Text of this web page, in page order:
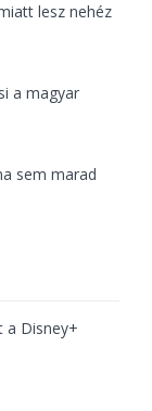
lesz nehéz
a magyar
sem marad
a Disney+